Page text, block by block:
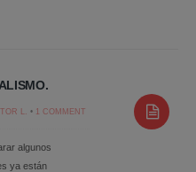
L. • 1 COMMENT
algunos
ya están